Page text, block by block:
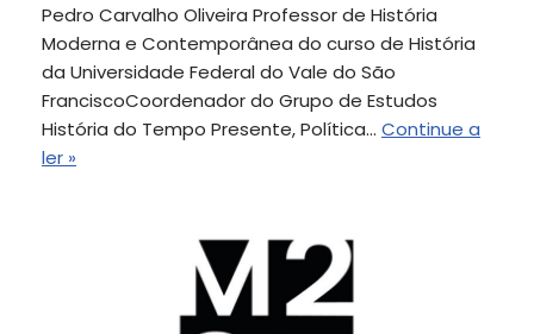
Pedro Carvalho Oliveira Professor de História
Moderna e Contemporânea do curso de História
da Universidade Federal do Vale do São
FranciscoCoordenador do Grupo de Estudos
História do Tempo Presente, Política… Continue a
ler »